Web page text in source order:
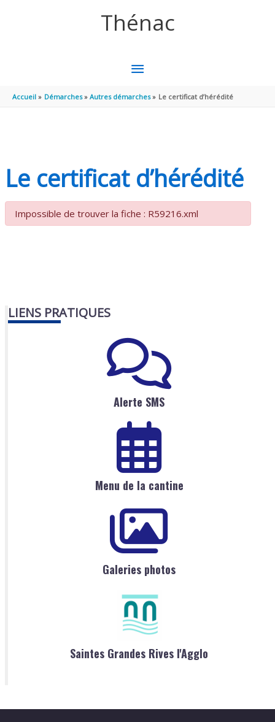
Thénac
MENU
PRINCIPAL
Accueil Démarches Autres démarches Le certificat d’hérédité
Le certificat d’hérédité
Impossible de trouver la fiche : R59216.xml
LIENS PRATIQUES
Alerte SMS
Menu de la cantine
Galeries photos
Saintes Grandes Rives l'Agglo